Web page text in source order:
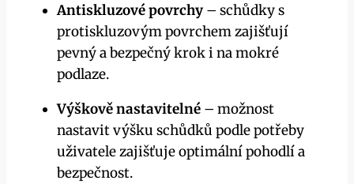
Antiskluzové povrchy – schůdky s
protiskluzovým povrchem zajišťují
pevný a bezpečný krok i na mokré
podlaze.
Výškově nastavitelné – možnost
nastavit výšku schůdků podle potřeby
uživatele zajišťuje optimální pohodlí a
bezpečnost.